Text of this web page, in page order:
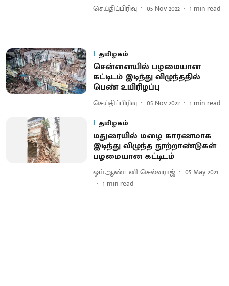
செய்திப்பிரிவு 05 Nov 2022 1 min read
தமிழகம்
சென்னையில் பழமையான
கட்டிடம் இடிந்து விழுந்ததில்
பெண் உயிரிழப்பு
செய்திப்பிரிவு 05 Nov 2022 1 min read
தமிழகம்
மதுரையில் மழை காரணமாக
இடிந்து விழுந்த நூற்றாண்டுகள்
பழமையான கட்டிடம்
ஒய்.ஆண்டனி செல்வராஜ்
05 May 2021
1 min read